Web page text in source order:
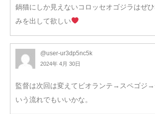
鍋猫にしか見えないコロッセオゴジラはぜ
みを出して欲しい
@user-ur3dp5nc5k
2024年 4月 30日
監督は次回は変えてビオランテ→スペゴジ→
いう流れでもいいかな。